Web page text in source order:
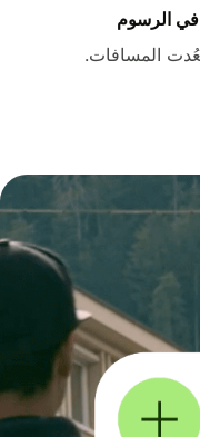
الرسوم
المسافات.